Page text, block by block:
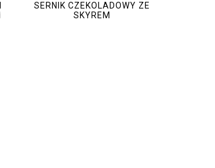
SERNIK CZEKOLADOWY ZE
SKYREM